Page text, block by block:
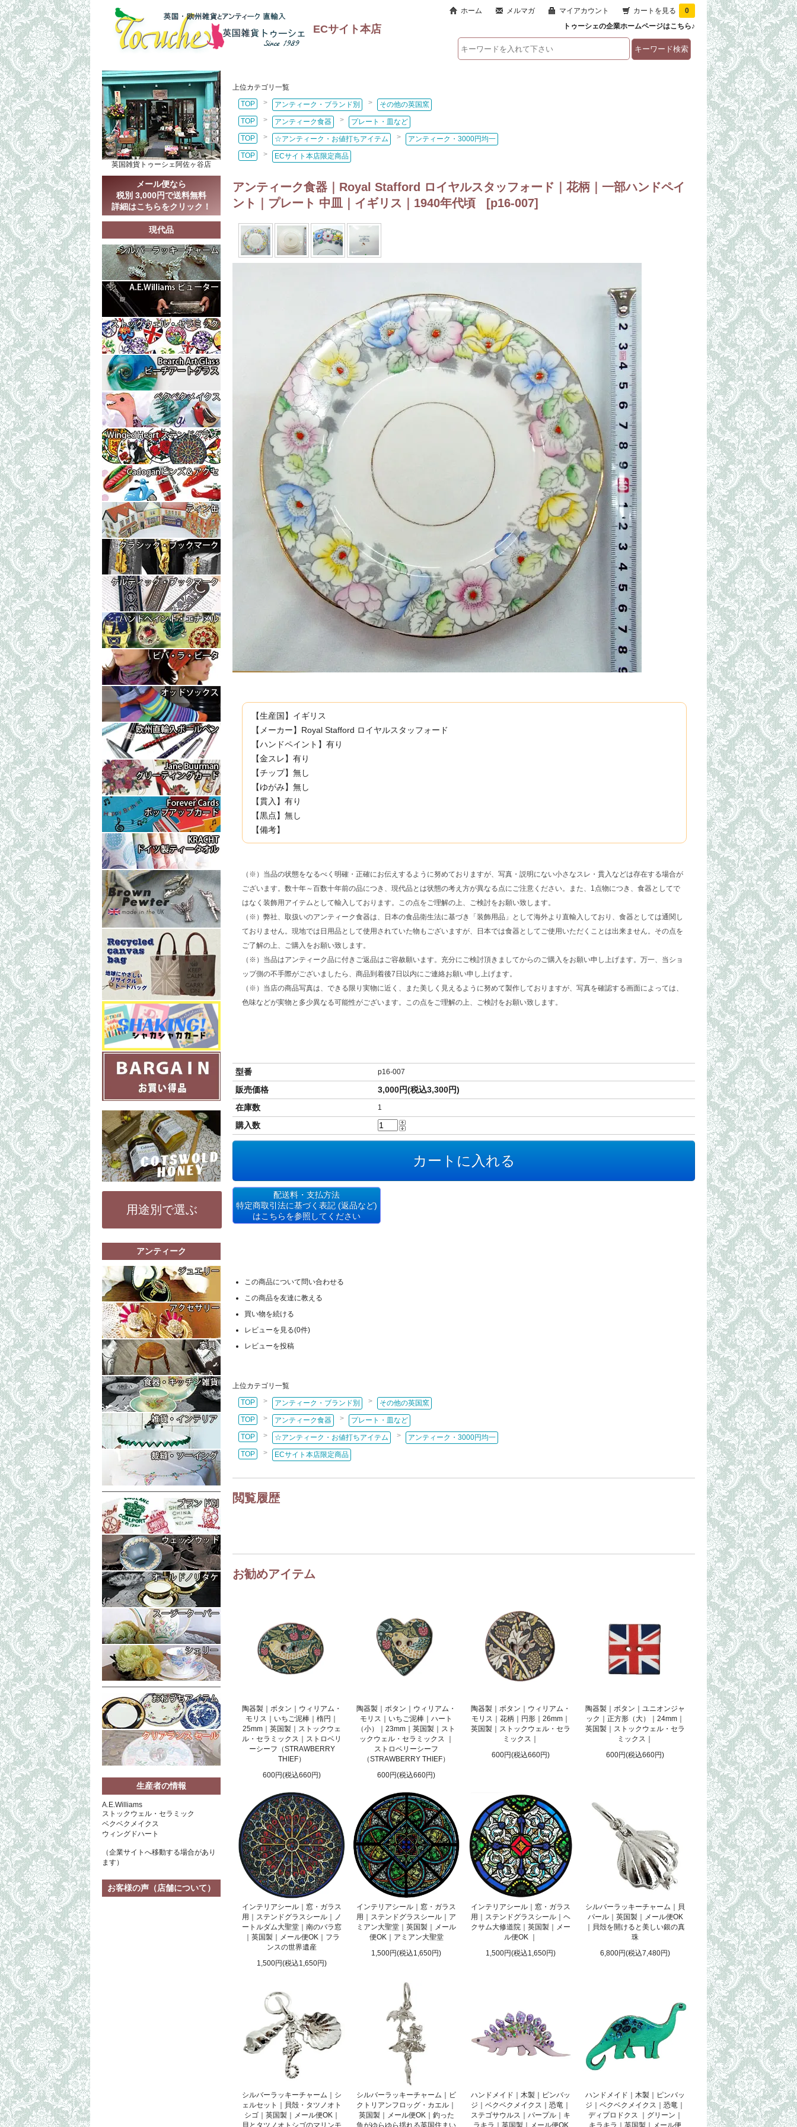
ECサイト本店
ホーム メルマガ マイアカウント カートを見る
0
トゥーシェの企業ホームページはこちら♪
上位カテゴリ一覧
TOP
> アンティーク・ブランド別 >
その他の英国窯
TOP
> アンティーク食器 >
プレート・皿など
TOP
> ☆アンティーク・お値打ちアイテム >
アンティーク・3000円均一
TOP
> ECサイト本店限定商品
アンティーク食器｜Royal Stafford ロイヤルスタッフォード｜花柄｜一部ハンドペイ
ント｜プレート 中皿｜イギリス｜1940年代頃 [p16-007]
【生産国】イギリス
【メーカー】Royal Stafford ロイヤルスタッフォード
【ハンドペイント】有り
【金スレ】有り
【チップ】無し
【ゆがみ】無し
【貫入】有り
【黒点】無し
【備考】
型番 p16-007
販売価格
3,000円(税込3,300円)
在庫数
1
購入数
配送料・支払方法
特定商取引法に基づく表記 (返品など)
はこちらを参照してください
この商品について問い合わせる
この商品を友達に教える
買い物を続ける
レビューを見る(0件)
レビューを投稿
上位カテゴリ一覧
TOP
> アンティーク・ブランド別 >
その他の英国窯
TOP
> アンティーク食器 >
プレート・皿など
TOP
> ☆アンティーク・お値打ちアイテム >
アンティーク・3000円均一
TOP
> ECサイト本店限定商品
閲覧履歴
お勧めアイテム
陶器製｜ボタン｜ウィリアム・
モリス｜いちご泥棒｜楕円｜
25mm｜英国製｜ストックウェ
ル・セラミックス｜ストロベリ
ーシーフ（STRAWBERRY
THIEF）
600円(税込660円)
陶器製｜ボタン｜ウィリアム・
モリス｜いちご泥棒｜ハート
（小）｜23mm｜英国製｜スト
ックウェル・セラミックス ｜
ストロベリーシーフ
（STRAWBERRY THIEF）
600円(税込660円)
陶器製｜ボタン｜ウィリアム・
モリス｜花柄｜円形｜26mm｜
英国製｜ストックウェル・セラ
ミックス｜
600円(税込660円)
陶器製｜ボタン｜ユニオンジャ
ック｜正方形（大）｜24mm｜
英国製｜ストックウェル・セラ
ミックス｜
600円(税込660円)
インテリアシール｜窓・ガラス
用｜ステンドグラスシール｜ノ
ートルダム大聖堂｜南のバラ窓
｜英国製｜メール便OK｜フラ
ンスの世界遺産
1,500円(税込1,650円)
インテリアシール｜窓・ガラス
用｜ステンドグラスシール｜ア
ミアン大聖堂｜英国製｜メール
便OK｜アミアン大聖堂
1,500円(税込1,650円)
インテリアシール｜窓・ガラス
用｜ステンドグラスシール｜ヘ
クサム大修道院｜英国製｜メー
ル便OK ｜
1,500円(税込1,650円)
シルバーラッキーチャーム｜貝
パール｜英国製｜メール便OK
｜貝殻を開けると美しい銀の真
珠
6,800円(税込7,480円)
シルバーラッキーチャーム｜シ
ェルセット｜貝殻・タツノオト
シゴ｜英国製｜メール便OK｜
貝とタツノオトシゴのマリンモ
シルバーラッキーチャーム｜ビ
クトリアンフロッグ・カエル｜
英国製｜メール便OK｜釣った
魚がゆらゆら揺れる英国住まい
ハンドメイド｜木製｜ピンバッ
ジ｜ベクベクメイクス｜恐竜｜
ステゴサウルス｜パープル｜キ
ラキラ｜英国製｜メール便OK
ハンドメイド｜木製｜ピンバッ
ジ｜ベクベクメイクス｜恐竜｜
ディプロドクス ｜グリーン｜
キラキラ｜英国製｜メール便
英国雑貨トゥーシェ阿佐ヶ谷店
メール便なら
税別 3,000円で送料無料
詳細はこちらをクリック！
現代品
用途別で選ぶ
アンティーク
リング（指輪） ブローチ
ペンダントトップ・ネックレス
その他（ブレスレット、ピアスなど）
もっと詳細なカテゴリはココ！
コスチュームジュエリー
コレクタブル・メモリアルアクセサリー
ラック（マガジンラックなど）
ティーポット・ミルクジャグ・シュガーボウル
プレート・皿など カトラリー
シェリーグラス・ワイングラス キッチン雑貨
もっと詳細なカテゴリはココ！
文具・ステーショナリー
バスケット 額絵
ぬいぐるみ
もっと詳細なカテゴリはココ！
生産者の情報
A.E.Williams
ストックウェル・セラミック
ベクベクメイクス
ウィングドハート
（企業サイトへ移動する場合があり
ます）
お客様の声（店舗について）